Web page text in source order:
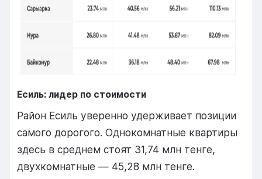
Есиль: лидер по стоимости
Район Есиль уверенно удерживает позиции
самого дорогого. Однокомнатные квартиры
здесь в среднем стоят 31,74 млн тенге,
двухкомнатные — 45,28 млн тенге.